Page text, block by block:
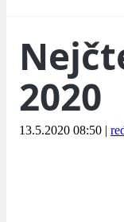
2020
13.5.2020 08:50 |